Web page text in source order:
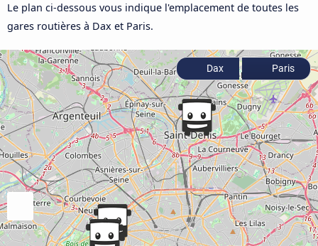
Le plan ci-dessous vous indique l'emplacement de toutes les
gares routières à Dax et Paris.
Dax Paris